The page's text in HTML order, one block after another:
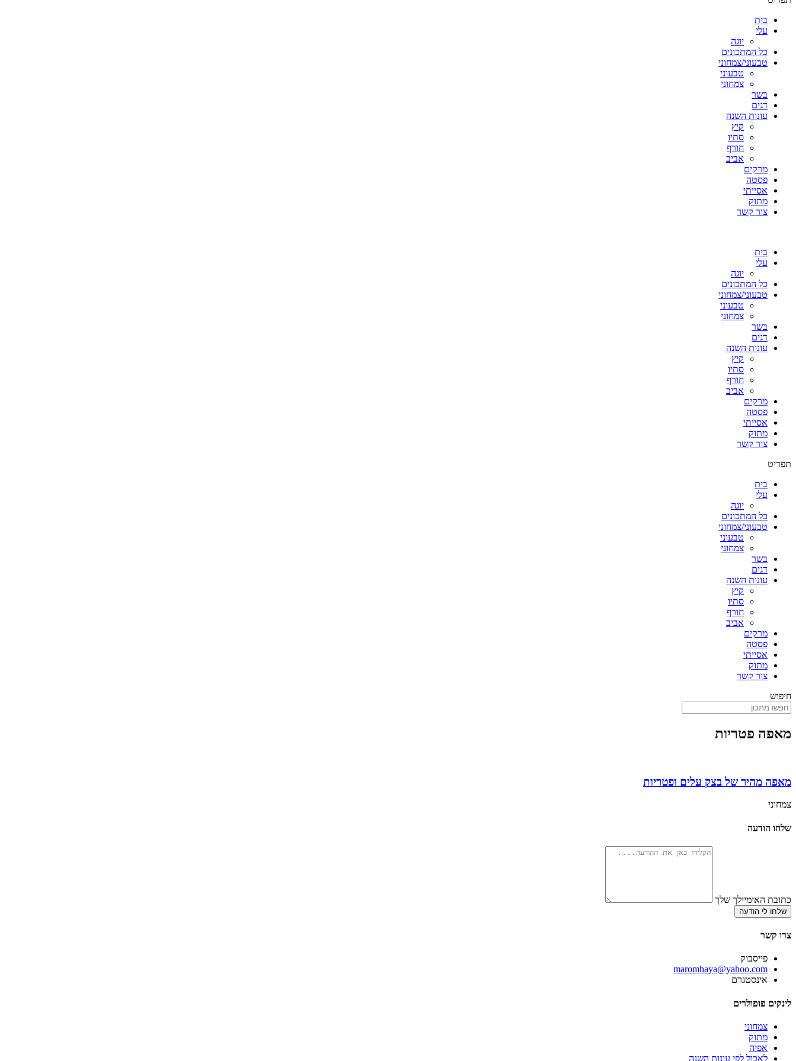
בית
עלי
יוגה
כל המתכונים
טבעוני/צמחוני
טבעוני
צמחוני
בשר
דגים
עונות השנה
קיץ
סתיו
חורף
אביב
מרקים
פסטה
אסייתי
מתוק
צור קשר
בית
עלי
יוגה
כל המתכונים
טבעוני/צמחוני
טבעוני
צמחוני
בשר
דגים
עונות השנה
קיץ
סתיו
חורף
אביב
מרקים
פסטה
אסייתי
מתוק
צור קשר
תפריט
בית
עלי
יוגה
כל המתכונים
טבעוני/צמחוני
טבעוני
צמחוני
בשר
דגים
עונות השנה
קיץ
סתיו
חורף
אביב
מרקים
פסטה
אסייתי
מתוק
צור קשר
חיפוש
מאפה פטריות
מאפה מהיר של בצק עלים ופטריות
צמחוני
שלחו הודעה
כתובת האימיילך שלך
שלחו לי הודעה
צרו קשר
פייסבוק
‫maromhaya@yahoo.com
אינסטגרם
לינקים פופולרים
צמחוני
מתוק
אפיה
לאכול לפי עונות השנה